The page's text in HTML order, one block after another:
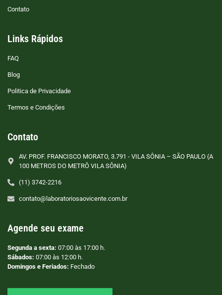
Contato
Links Rápidos
FAQ
Blog
Politica de Privacidade
Termos e Condições
Contato
AV. PROF. FRANCISCO MORATO, 3.791 - VILA SÔNIA – SÃO PAULO (A
100 METROS DO METRÔ VILA SÔNIA)
(11) 3742-2216
contato@laboratoriosaovicente.com.br
Agende seu exame
Segunda a sexta: 07:00 às 17:00 h.
Sábados: 07:00 às 12:00 h.
Domingos e Feriados: Fechado